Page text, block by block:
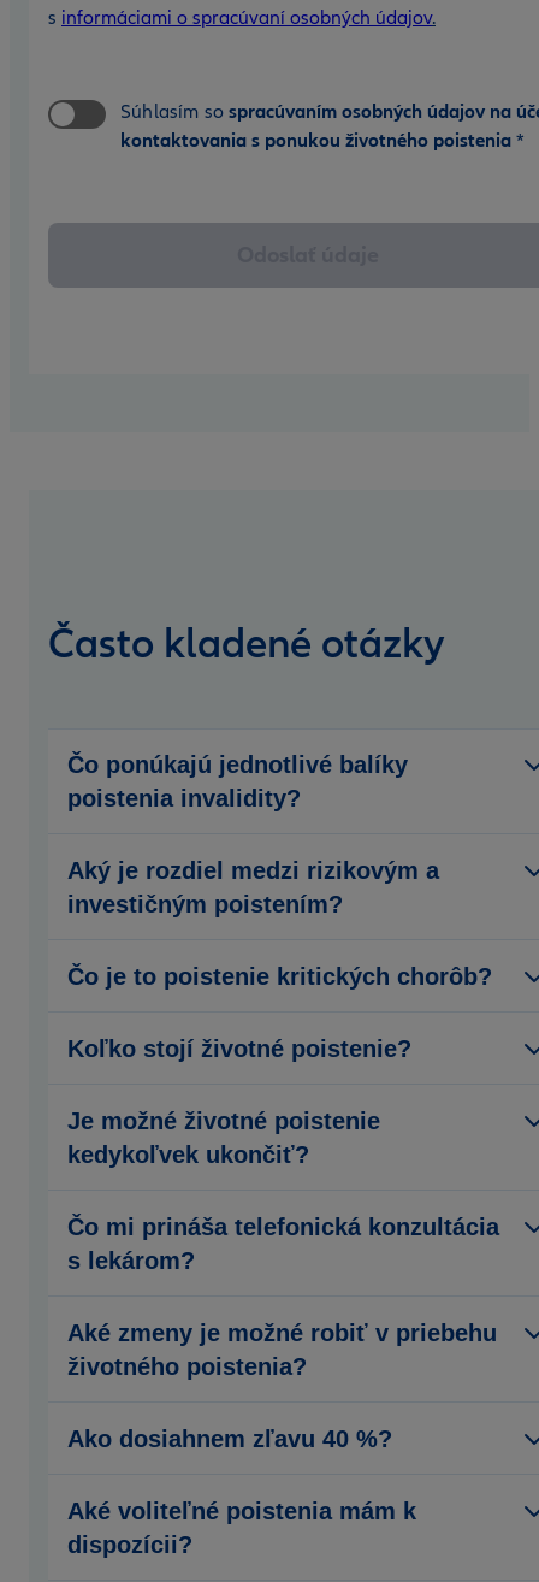
s informáciami o spracúvaní osobných údajov.
Súhlasím sospracúvaním osobných údajov na
kontaktovania s ponukou životného poistenia *
Často kladené otázky
Čo ponúkajú jednotlivé balíky
poistenia invalidity?
Aký je rozdiel medzi rizikovým a
investičným poistením?
Čo je to poistenie kritických chorôb?
Koľko stojí životné poistenie?
Je možné životné poistenie
kedykoľvek ukončiť?
Čo mi prináša telefonická konzultácia
s lekárom?
Aké zmeny je možné robiť v priebehu
životného poistenia?
Ako dosiahnem zľavu 40 %?
Aké voliteľné poistenia mám k
dispozícii?